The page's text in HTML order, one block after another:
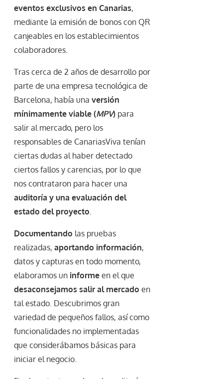
eventos exclusivos en Canarias,
mediante la emisión de bonos con QR
canjeables en los establecimientos
colaboradores.
Tras cerca de 2 años de desarrollo por
parte de una empresa tecnológica de
Barcelona, había una versión
mínimamente viable (MPV) para
salir al mercado, pero los
responsables de CanariasViva tenían
ciertas dudas al haber detectado
ciertos fallos y carencias, por lo que
nos contrataron para hacer una
auditoría y una evaluación del
estado del proyecto.
Documentando las pruebas
realizadas, aportando información,
datos y capturas en todo momento,
elaboramos un informe en el que
desaconsejamos salir al mercado en
tal estado. Descubrimos gran
variedad de pequeños fallos, así como
funcionalidades no implementadas
que considerábamos básicas para
iniciar el negocio.